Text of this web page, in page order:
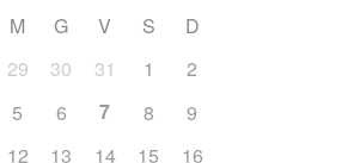
M G V S
D
29 30 31 1
2
5 6 7 8
9
12 13 14 15
16